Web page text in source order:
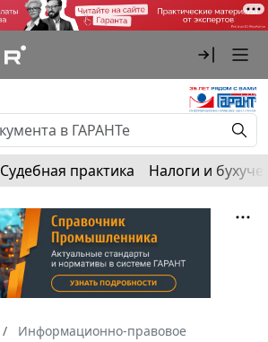
Судебная практика Налоги и
Информационно-правовое